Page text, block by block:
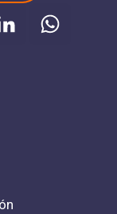
W
h